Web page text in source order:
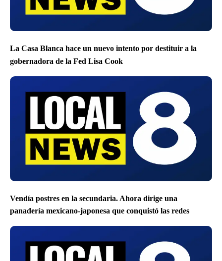
La Casa Blanca hace un nuevo intento por destituir a la
gobernadora de la Fed Lisa Cook
Vendía postres en la secundaria. Ahora dirige una
panadería mexicano-japonesa que conquistó las redes